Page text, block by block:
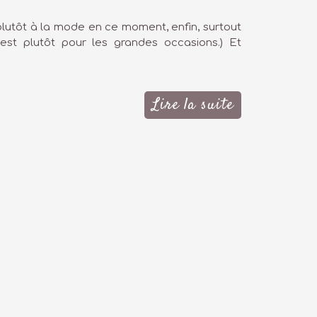
à la mode en ce moment, enfin, surtout
plutôt pour les grandes occasions.) Et
Lire la suite